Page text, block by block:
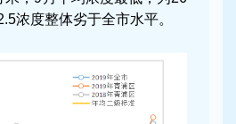
浓度整体劣于全市水平。